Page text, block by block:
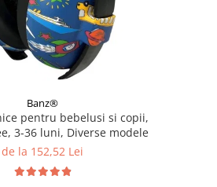
Banz®
pentru bebelusi si copii,
3-36 luni, Diverse modele
de la 152,52 Lei